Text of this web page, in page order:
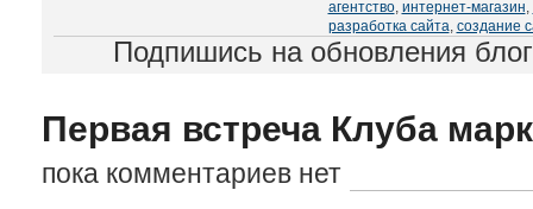
агентство, интернет-магазин,
разработка сайта, создание
Подпишись на обновления
Первая встреча Клуба
пока комментариев нет